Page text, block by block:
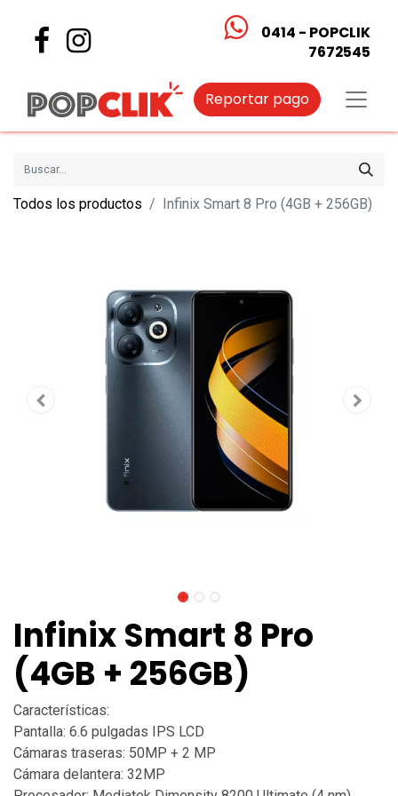
0414 - POPCLIK
7672545
Reportar pago
Todos los productos Infinix Smart 8 Pro (4GB + 256GB)
Infinix Smart 8 Pro
(4GB + 256GB)
Características:
Pantalla: 6.6 pulgadas IPS LCD
Cámaras traseras: 50MP + 2 MP
Cámara delantera: 32MP